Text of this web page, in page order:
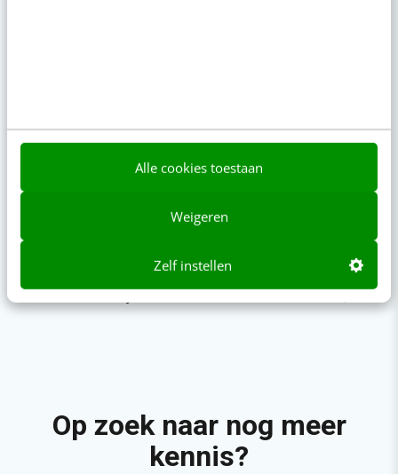
Alle cookies toestaan
Weigeren
Zelf instellen
Napkin AI: de tool die jouw tekst
omzet naar ijzersterke visuals
Adverteren op
Facebook (Meta)
Op zoek naar nog meer
kennis?